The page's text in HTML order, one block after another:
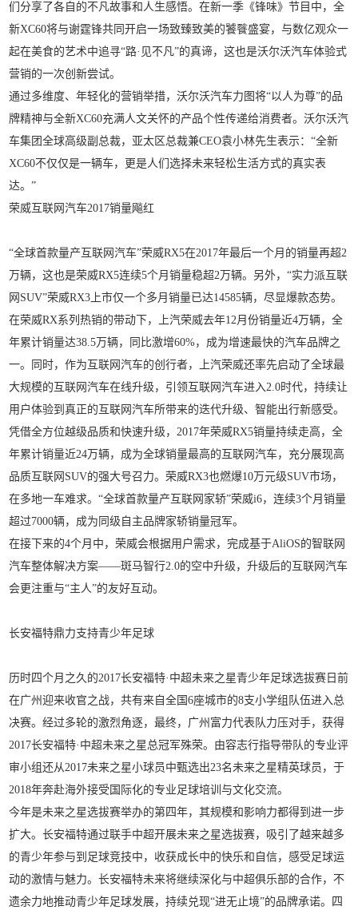
们分享了各自的不凡故事和人生感悟。在新一季《锋味》节目中，全
新XC60将与谢霆锋共同开启一场致臻致美的饕餮盛宴，与数亿观众一
起在美食的艺术中追寻“路·见不凡”的真谛，这也是沃尔沃汽车体验式
营销的一次创新尝试。
通过多维度、年轻化的营销举措，沃尔沃汽车力图将“以人为尊”的品
牌精神与全新XC60充满人文关怀的产品个性传递给消费者。沃尔沃汽
车集团全球高级副总裁，亚太区总裁兼CEO袁小林先生表示：“全新
XC60不仅仅是一辆车，更是人们选择未来轻松生活方式的真实表
达。”
荣威互联网汽车2017销量飚红
“全球首款量产互联网汽车”荣威RX5在2017年最后一个月的销量再超2
万辆，这也是荣威RX5连续5个月销量稳超2万辆。另外，“实力派互联
网SUV”荣威RX3上市仅一个多月销量已达14585辆，尽显爆款态势。
在荣威RX系列热销的带动下，上汽荣威去年12月份销量近4万辆，全
年累计销量达38.5万辆，同比激增60%，成为增速最快的汽车品牌之
一。同时，作为互联网汽车的创行者，上汽荣威还率先启动了全球最
大规模的互联网汽车在线升级，引领互联网汽车进入2.0时代，持续让
用户体验到真正的互联网汽车所带来的迭代升级、智能出行新感受。
凭借全方位越级品质和快速升级，2017年荣威RX5销量持续走高，全
年累计销量近24万辆，成为全球销量最高的互联网汽车，充分展现高
品质互联网SUV的强大号召力。荣威RX3也燃爆10万元级SUV市场，
在多地一车难求。“全球首款量产互联网家轿”荣威i6，连续3个月销量
超过7000辆，成为同级自主品牌家轿销量冠军。
在接下来的4个月中，荣威会根据用户需求，完成基于AliOS的智联网
汽车整体解决方案——斑马智行2.0的空中升级，升级后的互联网汽车
会更注重与“主人”的友好互动。
长安福特鼎力支持青少年足球
历时四个月之久的2017长安福特·中超未来之星青少年足球选拔赛日前
在广州迎来收官之战，共有来自全国6座城市的8支小学组队伍进入总
决赛。经过多轮的激烈角逐，最终，广州富力代表队力压对手，获得
2017长安福特·中超未来之星总冠军殊荣。由容志行指导带队的专业评
审小组还从2017未来之星小球员中甄选出23名未来之星精英球员，于
2018年奔赴海外接受国际化的专业足球培训与文化交流。
今年是未来之星选拔赛举办的第四年，其规模和影响力都得到进一步
扩大。长安福特通过联手中超开展未来之星选拔赛，吸引了越来越多
的青少年参与到足球竞技中，收获成长中的快乐和自信，感受足球运
动的激情与魅力。长安福特未来将继续深化与中超俱乐部的合作，不
遗余力地推动青少年足球发展，持续兑现“进无止境”的品牌承诺。四